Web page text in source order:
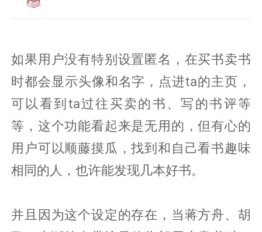
如果用户没有特别设置匿名，在买书卖书
时都会显示头像和名字，点进ta的主页，
可以看到ta过往买卖的书、写的书评等
等，这个功能看起来是无用的，但有心的
用户可以顺藤摸瓜，找到和自己看书趣味
相同的人，也许能发现几本好书。
并且因为这个设定的存在，当蒋方舟、胡